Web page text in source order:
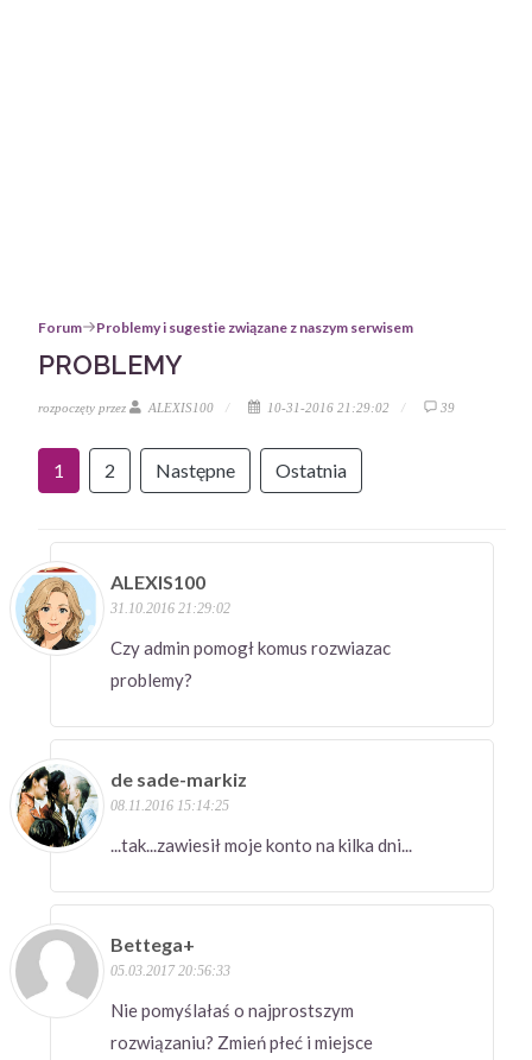
Forum Problemy i sugestie związane z naszym serwisem
PROBLEMY
rozpoczęty przez ALEXIS100 10-31-2016 21:29:02 39
1 2 Następne Ostatnia
ALEXIS100
31.10.2016 21:29:02
Czy admin pomogł komus rozwiazac
problemy?
de sade-markiz
08.11.2016 15:14:25
...tak...zawiesił moje konto na kilka dni...
Bettega+
05.03.2017 20:56:33
Nie pomyślałaś o najprostszym
rozwiązaniu? Zmień płeć i miejsce